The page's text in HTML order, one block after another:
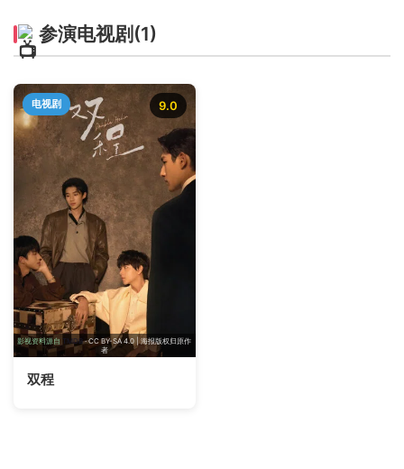
参演电视剧 (1)
影视资料源自 TMDB· CC BY-SA 4.0 | 海报版权归原作
者
9.0
电视剧
双程